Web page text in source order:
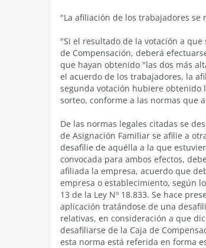
"La afiliación de los trabajadores
"Si el resultado de la votación a
de Compensación, deberá
que hayan obtenido "las dos más
el acuerdo de los trabajadores, la
segunda votación hubiere obtenido
sorteo, conforme a las normas que
De las normas legales citadas se
de Asignación Familiar se afilie a
desafilie de aquélla a la que
convocada para ambos efectos,
afiliada la empresa, acuerdo que
empresa o establecimiento, según
13 de la Ley Nº 18.833. Se hace
aplicación tratándose de una
relativas, en consideración a que
desafiliarse de la Caja de
esta norma está referida en forma